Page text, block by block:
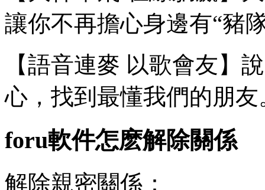
讓你不再擔心身邊有“豬
【語音連麥 以歌會友】
心，找到最懂我們的朋友
foru軟件怎麽解除關係
解除親密關係：